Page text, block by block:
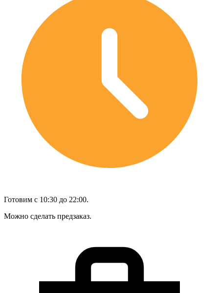
Готовим с 10:30 до 22:00.
Можно сделать предзаказ.